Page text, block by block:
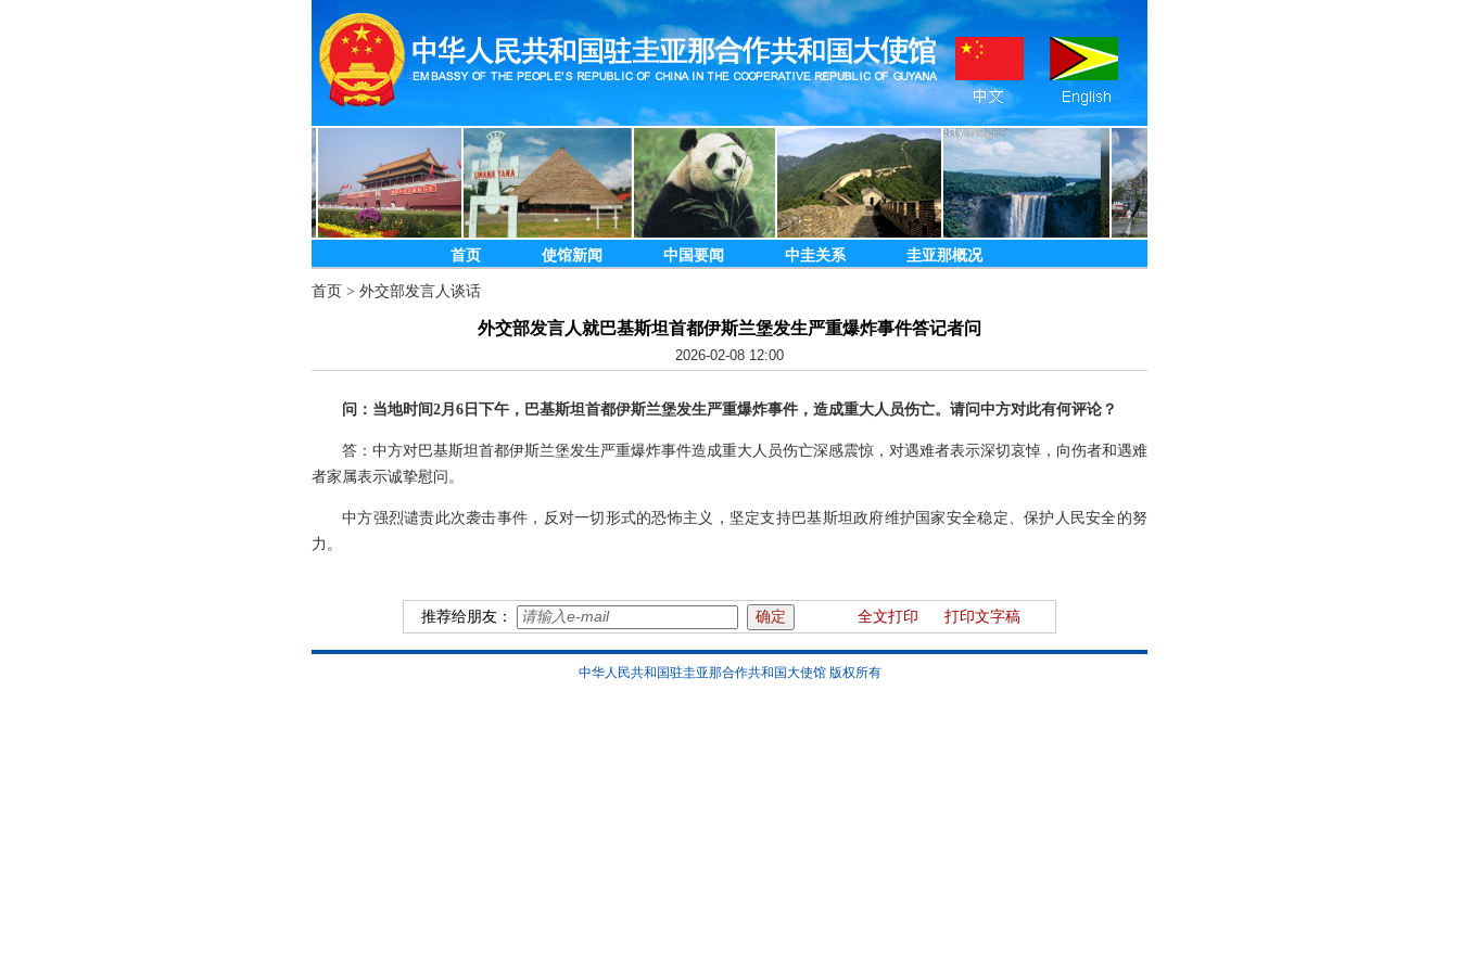
首页 使馆新闻 中国要闻 中圭关系 圭亚那概况
首页 > 外交部发言人谈话
外交部发言人就巴基斯坦首都伊斯兰堡发生严重爆炸事件答记者问
2026-02-08 12:00
问：当地时间2月6日下午，巴基斯坦首都伊斯兰堡发生严重爆炸事件，造成重大人员伤亡。请问中方对此有何评论？
答：中方对巴基斯坦首都伊斯兰堡发生严重爆炸事件造成重大人员伤亡深感震惊，对遇难者表示深切哀悼，向伤者和遇难
者家属表示诚挚慰问。
中方强烈谴责此次袭击事件，反对一切形式的恐怖主义，坚定支持巴基斯坦政府维护国家安全稳定、保护人民安全的努
力。
推荐给朋友： 全文打印 打印文字稿
中华人民共和国驻圭亚那合作共和国大使馆 版权所有